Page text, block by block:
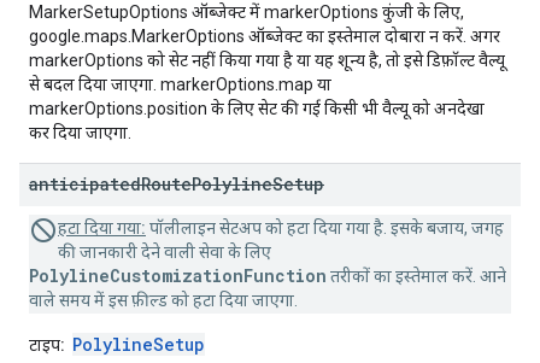
MarkerSetupOptions ऑब्जेक्ट में markerOptions कुंजी के लिए,
google.maps.MarkerOptions ऑब्जेक्ट का इस्तेमाल दोबारा न करें. अगर
markerOptions को सेट नहीं किया गया है या यह शून्य है, तो इसे डिफ़ॉल्ट वैल्यू
से बदल दिया जाएगा. markerOptions.map या
markerOptions.position के लिए सेट की गई किसी भी वैल्यू को अनदेखा
कर दिया जाएगा.
anticipatedRoutePolylineSetup
हटा दिया गया: पॉलीलाइन सेटअप को हटा दिया गया है. इसके बजाय, जगह
की जानकारी देने वाली सेवा के लिए
PolylineCustomizationFunction तरीकों का इस्तेमाल करें. आने
वाले समय में इस फ़ील्ड को हटा दिया जाएगा.
टाइप: PolylineSetup